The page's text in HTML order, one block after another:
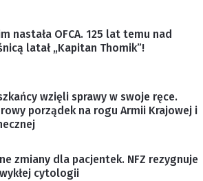
nastała OFCA. 125 lat temu nad
latał „Kapitan Thomik”!
wzięli sprawy w swoje ręce.
porządek na rogu Armii Krajowej i
zmiany dla pacjentek. NFZ rezygnuje
cytologii